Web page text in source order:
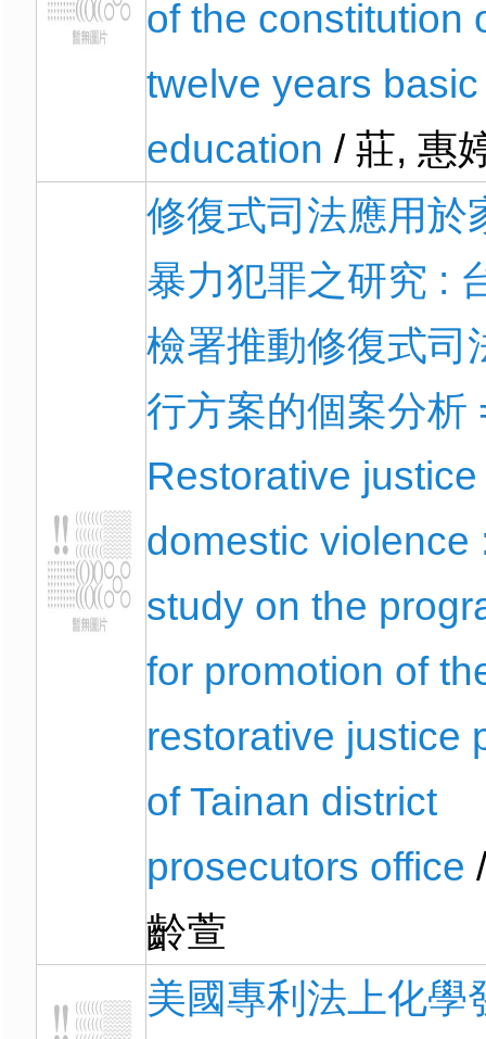
of the constitution
twelve years basic
education / 莊, 惠
修復式司法應用於
暴力犯罪之研究 :
檢署推動修復式司
行方案的個案分析
Restorative
domestic violence
study on the
for promotion of
restorative justice
of Tainan district
prosecutors office
齡萱
美國專利法上化學